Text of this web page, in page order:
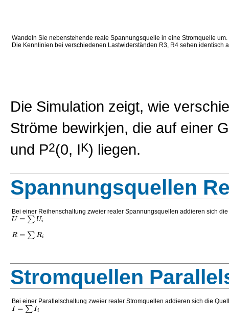
Wandeln Sie nebenstehende reale Spannungsquelle in eine Stromquelle um.
Die Kennlinien bei verschiedenen Lastwiderständen R3, R4 sehen identisch
Die Simulation zeigt, wie
Ströme bewirkjen, die auf einer
und P2(0, IK) liegen.
Spannungsquellen
Bei einer Reihenschaltung zweier realer Spannungsquellen addieren sich
U =∑ Ui
R =∑Ri
Stromquellen
Bei einer Parallelschaltung zweier realer Stromquellen addieren sich die
I =∑Ii